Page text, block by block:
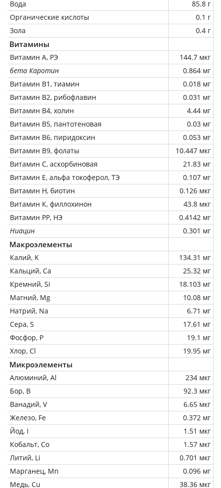
Вода
85.8 г
Органические кислоты
0.1 г
Зола
0.4 г
Витамины
Витамин А, РЭ
144.7 мкг
бета Каротин
0.864 мг
Витамин В1, тиамин
0.018 мг
Витамин В2, рибофлавин
0.031 мг
Витамин В4, холин
4.44 мг
Витамин В5, пантотеновая
0.03 мг
Витамин В6, пиридоксин
0.053 мг
Витамин В9, фолаты
10.447 мкг
Витамин C, аскорбиновая
21.83 мг
Витамин Е, альфа токоферол, ТЭ
0.107 мг
Витамин Н, биотин
0.126 мкг
Витамин К, филлохинон
43.8 мкг
Витамин РР, НЭ
0.4142 мг
Ниацин
0.301 мг
Макроэлементы
Калий, K
134.31 мг
Кальций, Ca
25.32 мг
Кремний, Si
18.103 мг
Магний, Mg
10.08 мг
Натрий, Na
6.71 мг
Сера, S
17.61 мг
Фосфор, P
19.1 мг
Хлор, Cl
19.95 мг
Микроэлементы
Алюминий, Al
234 мкг
Бор, B
92.3 мкг
Ванадий, V
6.65 мкг
Железо, Fe
0.372 мг
Йод, I
1.51 мкг
Кобальт, Co
1.57 мкг
Литий, Li
0.701 мкг
Марганец, Mn
0.096 мг
Медь, Cu
38.36 мкг